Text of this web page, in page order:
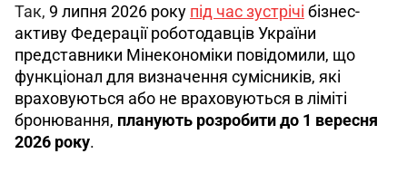
Так, 9 липня 2026 року під час зустрічі бізнес-
активу Федерації роботодавців України
представники Мінекономіки повідомили, що
функціонал для визначення сумісників, які
враховуються або не враховуються в ліміті
бронювання, планують розробити до 1 вересня
2026 року.